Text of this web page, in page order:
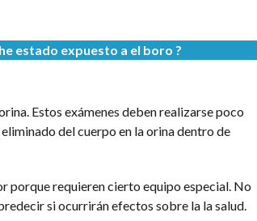
estado expuesto a el boro ?
Estos exámenes deben realizarse poco
del cuerpo en la orina dentro de
porque requieren cierto equipo especial. No
si ocurrirán efectos sobre la la salud.